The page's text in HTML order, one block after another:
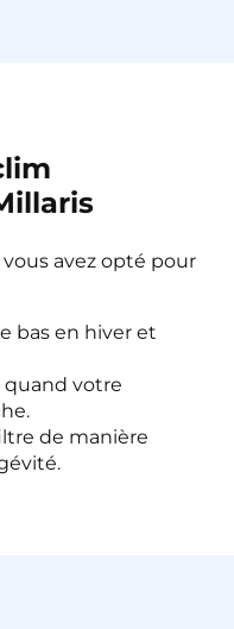
avez opté pour
bas en hiver et
quand votre
de manière